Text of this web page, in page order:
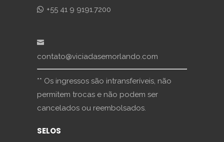
+55 41 9 9191.7200
contato@viciadasemorlando.com
** Os ingressos são intransferíveis, não
permitem trocas e não podem ser
cancelados ou reembolsados.
SELOS